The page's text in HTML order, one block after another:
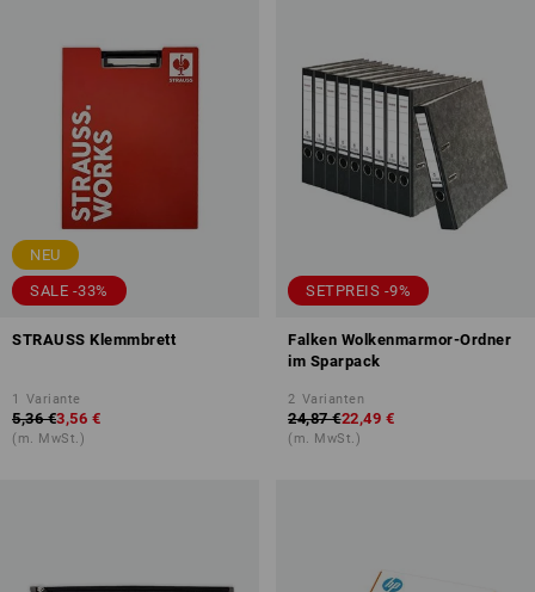
NEU
SALE -33%
STRAUSS Klemmbrett
1 Variante
5,36 €3,56 €
(m. MwSt.)
SETPREIS -9%
Falken Wolkenmarmor-Ordner
im Sparpack
2 Varianten
24,87 €22,49 €
(m. MwSt.)